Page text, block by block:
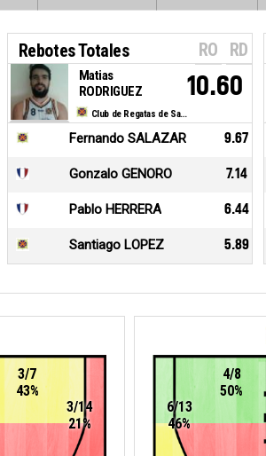
Rebotes Totales RO RD
Club de Regatas de San Nicolas
Matias
RODRIGUEZ
10.60
Fernando SALAZAR 9.67
Gonzalo GENORO 7.14
Pablo HERRERA 6.44
Santiago LOPEZ 5.89
3/7
43%
3/14
21%
4/8
50%
6/13
46%